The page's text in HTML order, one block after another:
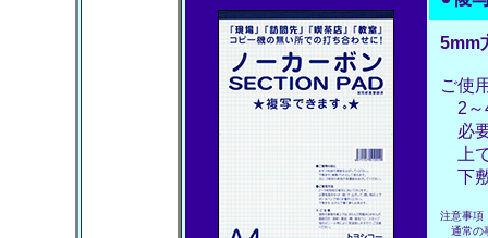
5mm
ご使
2～
必
上
下
注意事項
通常の